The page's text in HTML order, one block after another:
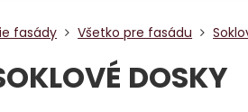
fasády Všetko pre fasádu
DOSKY